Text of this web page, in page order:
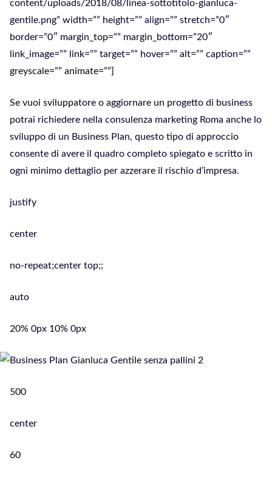
content/uploads/2018/08/linea-sottotitolo-gianluca-
gentile.png” width=”” height=”” align=”” stretch=”0″
border=”0″ margin_top=”” margin_bottom=”20″
link_image=”” link=”” target=”” hover=”” alt=”” caption=””
greyscale=”” animate=””]
Se vuoi sviluppatore o aggiornare un progetto di business
potrai richiedere nella consulenza marketing Roma anche lo
sviluppo di un Business Plan, questo tipo di approccio
consente di avere il quadro completo spiegato e scritto in
ogni minimo dettaglio per azzerare il rischio d’impresa.
justify
center
no-repeat;center top;;
auto
20% 0px 10% 0px
500
center
60